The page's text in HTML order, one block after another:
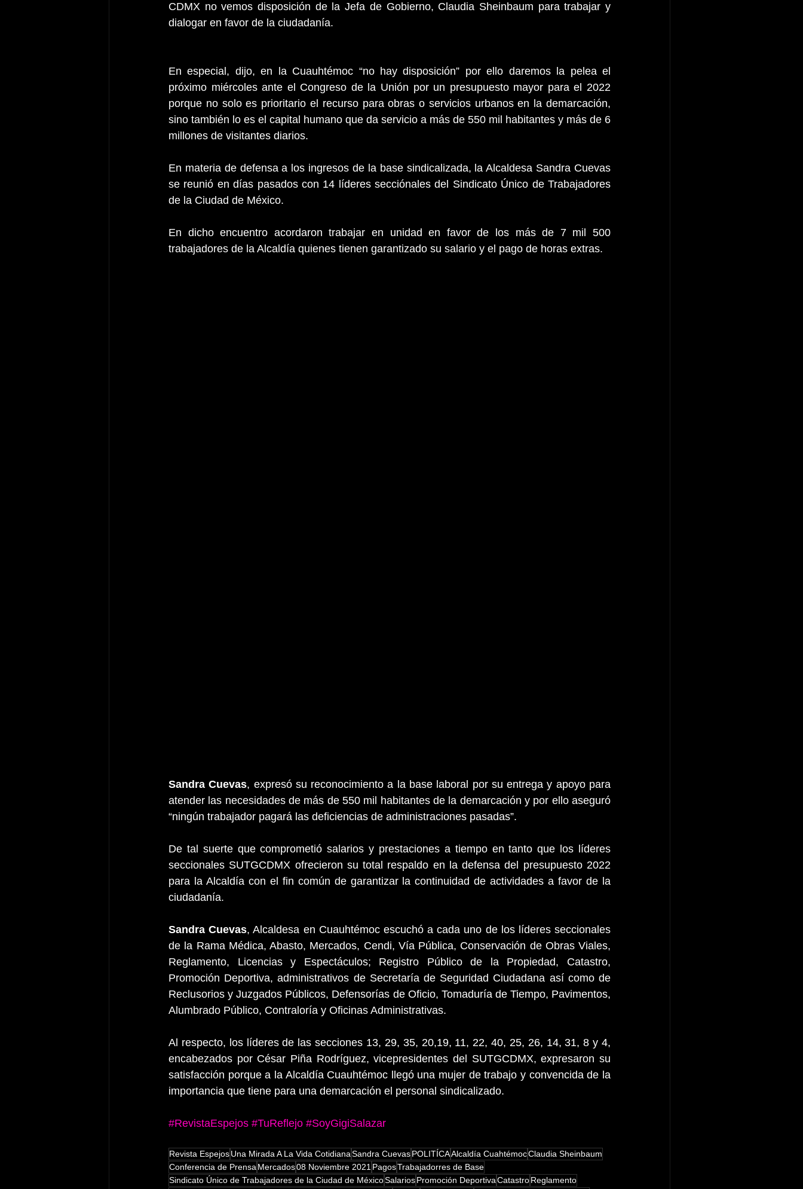
CDMX no vemos disposición de la Jefa de Gobierno, Claudia Sheinbaum para trabajar y
dialogar en favor de la ciudadanía.
En especial, dijo, en la Cuauhtémoc “no hay disposición” por ello daremos la pelea el
próximo miércoles ante el Congreso de la Unión por un presupuesto mayor para el 2022
porque no solo es prioritario el recurso para obras o servicios urbanos en la demarcación,
sino también lo es el capital humano que da servicio a más de 550 mil habitantes y más de 6
millones de visitantes diarios.
En materia de defensa a los ingresos de la base sindicalizada, la Alcaldesa Sandra Cuevas
se reunió en días pasados con 14 líderes secciónales del Sindicato Único de Trabajadores
de la Ciudad de México.
En dicho encuentro acordaron trabajar en unidad en favor de los más de 7 mil 500
trabajadores de la Alcaldía quienes tienen garantizado su salario y el pago de horas extras.
Sandra Cuevas, expresó su reconocimiento a la base laboral por su entrega y apoyo para
atender las necesidades de más de 550 mil habitantes de la demarcación y por ello aseguró
“ningún trabajador pagará las deficiencias de administraciones pasadas”.
De tal suerte que comprometió salarios y prestaciones a tiempo en tanto que los líderes
seccionales SUTGCDMX ofrecieron su total respaldo en la defensa del presupuesto 2022
para la Alcaldía con el fin común de garantizar la continuidad de actividades a favor de la
ciudadanía.
Sandra Cuevas, Alcaldesa en Cuauhtémoc escuchó a cada uno de los líderes seccionales
de la Rama Médica, Abasto, Mercados, Cendi, Vía Pública, Conservación de Obras Viales,
Reglamento, Licencias y Espectáculos; Registro Público de la Propiedad, Catastro,
Promoción Deportiva, administrativos de Secretaría de Seguridad Ciudadana así como de
Reclusorios y Juzgados Públicos, Defensorías de Oficio, Tomaduría de Tiempo, Pavimentos,
Alumbrado Público, Contraloría y Oficinas Administrativas.
Al respecto, los líderes de las secciones 13, 29, 35, 20,19, 11, 22, 40, 25, 26, 14, 31, 8 y 4,
encabezados por César Piña Rodríguez, vicepresidentes del SUTGCDMX, expresaron su
satisfacción porque a la Alcaldía Cuauhtémoc llegó una mujer de trabajo y convencida de la
importancia que tiene para una demarcación el personal sindicalizado.
#RevistaEspejos #TuReflejo #SoyGigiSalazar
Revista EspejosUna Mirada A La Vida CotidianaSandra CuevasPOLITÍCAAlcaldía CuahtémocClaudia Sheinbaum
Conferencia de PrensaMercados08 Noviembre 2021PagosTrabajadorres de Base
Sindicato Único de Trabajadores de la Ciudad de MéxicoSalariosPromoción DeportivaCatastroReglamento